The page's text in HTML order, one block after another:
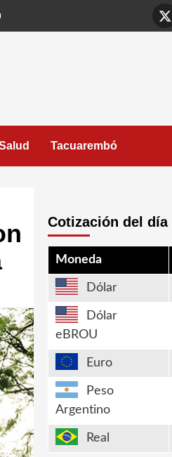
X
Tacuarembó
Cotización del día
Moneda
Dólar
Dólar
eBROU
Euro
Peso
Argentino
Real